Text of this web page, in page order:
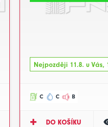
Nejpozději 11.8. u Vás,
C C B
DO KOŠÍKU